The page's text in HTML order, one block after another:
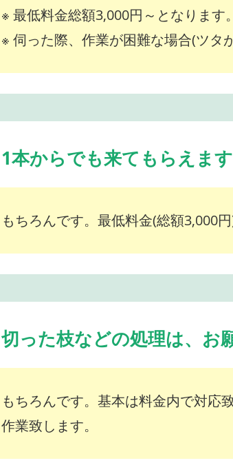
※ 最低料金総額3,000円～となります。
※ 伺った際、作業が困難な場合(ツタ
1本からでも来てもらえま
もちろんです。最低料金(総額3,000
切った枝などの処理は、お
もちろんです。基本は料金内で対応
作業致します。